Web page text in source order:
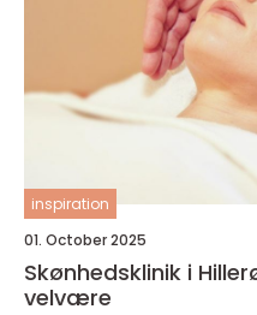
inspiration
01. October 2025
Skønhedsklinik i
velvære